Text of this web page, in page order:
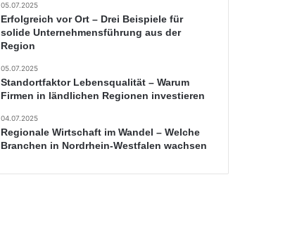
05.07.2025
Erfolgreich vor Ort – Drei Beispiele für
solide Unternehmensführung aus der
Region
05.07.2025
Standortfaktor Lebensqualität – Warum
Firmen in ländlichen Regionen investieren
04.07.2025
Regionale Wirtschaft im Wandel – Welche
Branchen in Nordrhein-Westfalen wachsen